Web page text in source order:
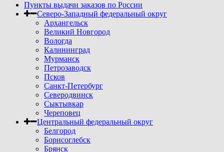
Пункты выдачи заказов по России
Северо-Западный федеральный округ
Архангельск
Великий Новгород
Вологда
Калининград
Мурманск
Петрозаводск
Псков
Санкт-Петербург
Северодвинск
Сыктывкар
Череповец
Центральный федеральный округ
Белгород
Борисоглебск
Брянск